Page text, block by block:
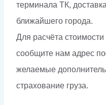
терминала ТК,
ближайшего города.
Для расчёта стоимости
сообщите нам адрес
желаемые
страхование груза.